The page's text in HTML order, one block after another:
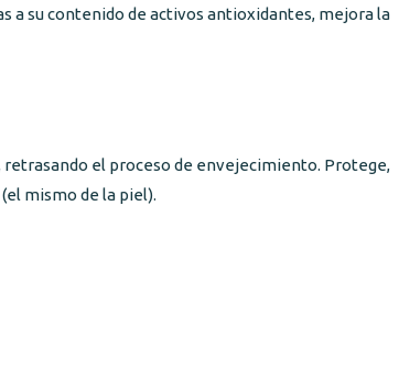
a su contenido de activos antioxidantes, mejora la
retrasando el proceso de envejecimiento. Protege,
mismo de la piel).